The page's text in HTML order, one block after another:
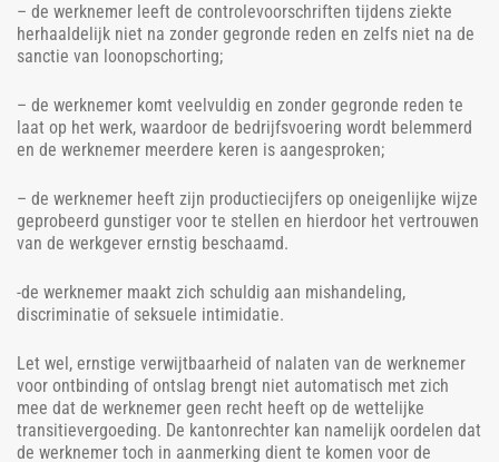
– de werknemer leeft de controlevoorschriften tijdens ziekte
herhaaldelijk niet na zonder gegronde reden en zelfs niet na de
sanctie van loonopschorting;
– de werknemer komt veelvuldig en zonder gegronde reden te
laat op het werk, waardoor de bedrijfsvoering wordt belemmerd
en de werknemer meerdere keren is aangesproken;
– de werknemer heeft zijn productiecijfers op oneigenlijke wijze
geprobeerd gunstiger voor te stellen en hierdoor het vertrouwen
van de werkgever ernstig beschaamd.
-de werknemer maakt zich schuldig aan mishandeling,
discriminatie of seksuele intimidatie.
Let wel, ernstige verwijtbaarheid of nalaten van de werknemer
voor ontbinding of ontslag brengt niet automatisch met zich
mee dat de werknemer geen recht heeft op de wettelijke
transitievergoeding. De kantonrechter kan namelijk oordelen dat
de werknemer toch in aanmerking dient te komen voor de